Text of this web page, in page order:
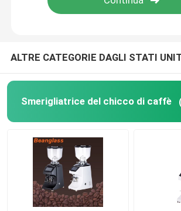
frother automatico del latte
ALTRE CATEGORIE DAGLI STATI
Smerigliatrice del chicco di caffè